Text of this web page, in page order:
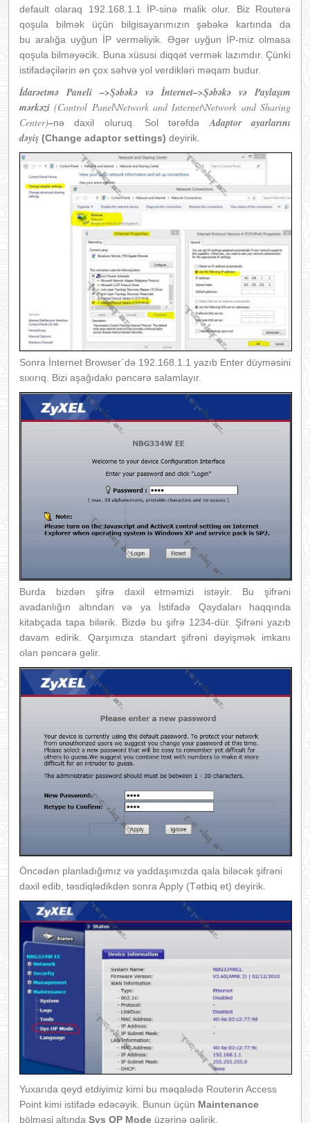
default olaraq 192.168.1.1 İP-sinə malik olur. Biz Routerə
qoşula bilmək üçün bilgisayarımızın şəbəkə kartında da
bu aralığa uyğun İP verməliyik. Əgər uyğun İP-miz olmasa
qoşula bilməyəcik. Buna xüsusi diqqət vermək lazımdır. Çünki
istifadəçilərin ən çox səhvə yol verdikləri məqam budur.
İdarəetmə Paneli –>Şəbəkə və İnternet–>Şəbəkə və Paylaşım
mərkəzi(Control Panel\Network and Internet\Network and Sharing
Center)–nə daxil oluruq. Sol tərəfdə Adaptor ayarlarını
dəyiş (Change adaptor settings) deyirik.
Sonra İnternet Browser`də 192.168.1.1 yazıb Enter düyməsini
sıxırıq. Bizi aşağıdakı pəncərə salamlayır.
Burda bizdən şifrə daxil etməmizi istəyir. Bu şifrəni
avadanlığın altından və ya İstifadə Qaydaları haqqında
kitabçada tapa bilərik. Bizdə bu şifrə 1234-dür. Şifrəni yazıb
davam edirik. Qarşımıza standart şifrəni dəyişmək imkanı
olan pəncərə gəlir.
Öncədən planladığımız və yaddaşımızda qala biləcək şifrəni
daxil edib, təsdiqlədikdən sonra Apply (Tətbiq et) deyirik.
Yuxarıda qeyd etdiyimiz kimi bu məqalədə Routerin Access
Point kimi istifadə edəcəyik. Bunun üçün Maintenance
bölməsi altında Sys OP Mode üzərinə gəlirik.